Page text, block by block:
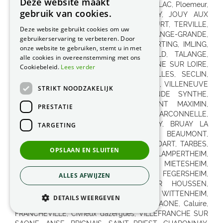
gebruik van cookies.
Deze website gebruikt cookies om uw
gebruikerservaring te verbeteren. Door
onze website te gebruiken, stemt u in met
alle cookies in overeenstemming met ons
Cookiebeleid. Lees verder
STRIKT NOODZAKELIJK
PRESTATIE
TARGETING
OPSLAAN EN SLUITEN
ALLES AFWIJZEN
DETAILS WEERGEVEN